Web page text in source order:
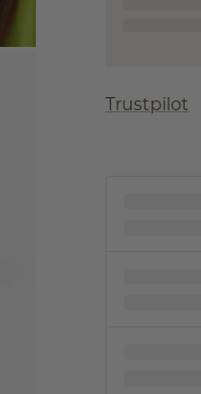
Trustpilot